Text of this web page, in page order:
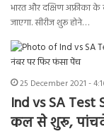
भारत और दक्षिण अफ्रीका के
जाएगा. सीरीज शुरू होने…
25 December 2021 -
Ind vs SA Test
कल से शुरू,